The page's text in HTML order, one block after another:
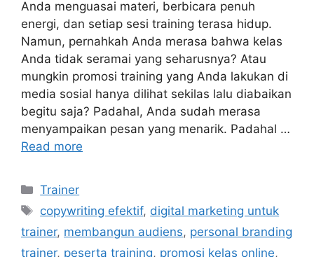
Anda menguasai materi, berbicara penuh
energi, dan setiap sesi training terasa hidup.
Namun, pernahkah Anda merasa bahwa kelas
Anda tidak seramai yang seharusnya? Atau
mungkin promosi training yang Anda lakukan di
media sosial hanya dilihat sekilas lalu diabaikan
begitu saja? Padahal, Anda sudah merasa
menyampaikan pesan yang menarik. Padahal …
Read more
Trainer
copywriting efektif, digital marketing untuk
trainer, membangun audiens, personal branding
trainer, peserta training, promosi kelas online,